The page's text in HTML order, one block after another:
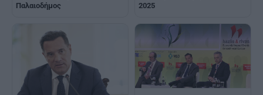
Παλαιοδήμος
2025